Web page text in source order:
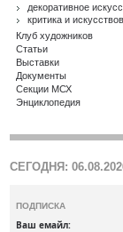
декоративное
критика и
Клуб художников
Статьи
Выставки
Документы
Секции МСХ
Энциклопедия
СЕГОДНЯ:
ПОДПИСКА
Ваш емайл: